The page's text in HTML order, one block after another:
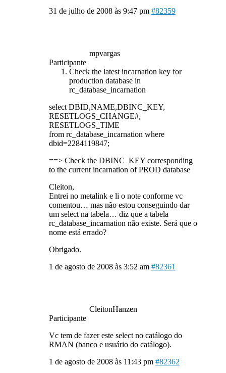
31 de julho de 2008 às 9:47 pm #82359
mpvargas
Participante
Check the latest incarnation key for
production database in
rc_database_incarnation
select DBID,NAME,DBINC_KEY,
RESETLOGS_CHANGE#,
RESETLOGS_TIME
from rc_database_incarnation where
dbid=2284119847;
==> Check the DBINC_KEY corresponding
to the current incarnation of PROD database
Cleiton,
Entrei no metalink e li o note conforme vc
comentou… mas não estou conseguindo dar
um select na tabela… diz que a tabela
rc_database_incarnation não existe. Será que o
nome está errado?
Obrigado.
1 de agosto de 2008 às 3:52 am #82361
CleitonHanzen
Participante
Vc tem de fazer este select no catálogo do
RMAN (banco e usuário do catálogo).
1 de agosto de 2008 às 11:43 pm #82362